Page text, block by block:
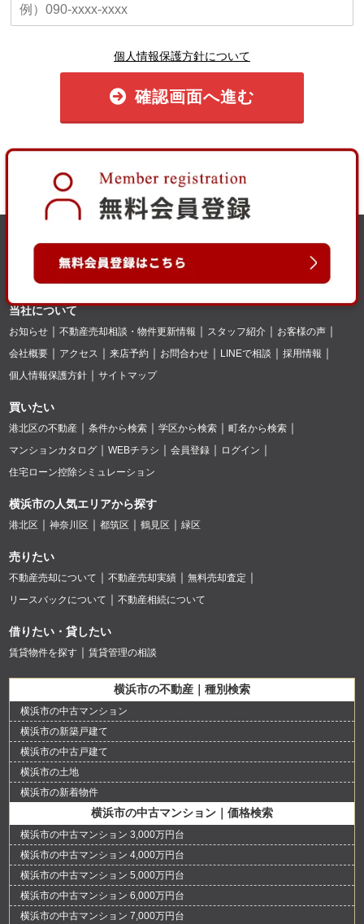
個人情報保護方針について
確認画面へ進む
当社について
お知らせ 不動産売却相談・物件更新情報 スタッフ紹介
お客様の声
会社概要
アクセス 来店予約 お問合わせ LINEで相談
採用情報
個人情報保護方針
サイトマップ
買いたい
港北区の不動産 条件から検索 学区から検索
町名から検索
マンションカタログ
WEBチラシ 会員登録
ログイン
住宅ローン控除シミュレーション
横浜市の人気エリアから探す
港北区 神奈川区 都筑区 鶴見区 緑区
売りたい
不動産売却について 不動産売却実績
無料売却査定
リースバックについて
不動産相続について
借りたい・貸したい
賃貸物件を探す 賃貸管理の相談
横浜市の不動産｜種別検索
横浜市の中古マンション
横浜市の新築戸建て
横浜市の中古戸建て
横浜市の土地
横浜市の新着物件
横浜市の中古マンション｜価格検索
横浜市の中古マンション 3,000万円台
横浜市の中古マンション 4,000万円台
横浜市の中古マンション 5,000万円台
横浜市の中古マンション 6,000万円台
横浜市の中古マンション 7,000万円台